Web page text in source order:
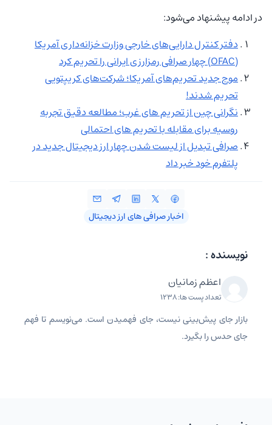
در ادامه پیشنهاد می‌شود:
دفتر کنترل دارایی‌های خارجی وزارت خزانه‌داری آمریکا
(OFAC) چهار صرافی رمزارزی ایرانی را تحریم کرد
موج جدید تحریم‌های آمریکا؛ شرکت‌های کریپتویی
تحریم شدند!
نگرانی چین از تحریم های غرب؛ مطالعه دقیق تجربه
روسیه برای مقابله با تحریم های احتمالی
صرافی تبدیل از لیست شدن چهار ارز دیجیتال جدید در
پلتفرم خود خبر داد
اخبار صرافی‌ های ارز دیجیتال
نویسنده :
اعظم زمانیان
تعداد پست ها: 1238
بازار جای پیش‌بینی نیست، جای فهمیدن است. می‌نویسم تا فهم
جای حدس را بگیرد.